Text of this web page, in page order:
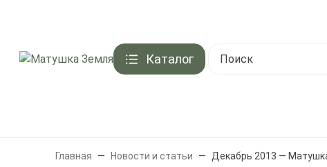
Каталог
Главная Новости и статьи Декабрь 2013 —